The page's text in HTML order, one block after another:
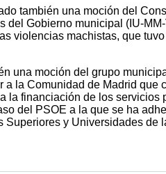
también una moción del
del Gobierno municipal (IU-
violencias machistas, que
una moción del grupo
a la Comunidad de Madrid que
la financiación de los servicios
del PSOE a la que se ha
Superiores y Universidades de